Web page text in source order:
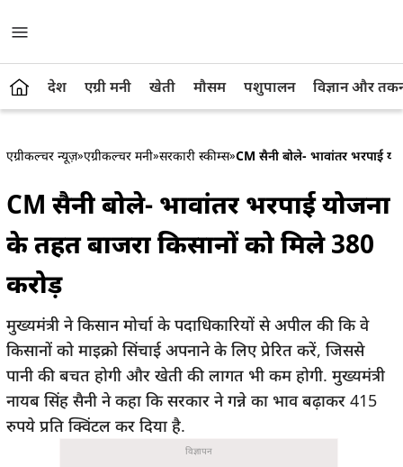
देश एग्री मनी खेती मौसम पशुपालन विज्ञान और
एग्रीकल्चर न्यूज़»एग्रीकल्चर मनी»सरकारी स्कीम्स»CM सैनी बोले- भावांतर भरपाई
CM सैनी बोले- भावांतर भरपाई योजना
के तहत बाजरा किसानों को मिले 380
करोड़
मुख्यमंत्री ने किसान मोर्चा के पदाधिकारियों से अपील की कि वे
किसानों को माइक्रो सिंचाई अपनाने के लिए प्रेरित करें, जिससे
पानी की बचत होगी और खेती की लागत भी कम होगी. मुख्यमंत्री
नायब सिंह सैनी ने कहा कि सरकार ने गन्ने का भाव बढ़ाकर 415
रुपये प्रति क्विंटल कर दिया है.